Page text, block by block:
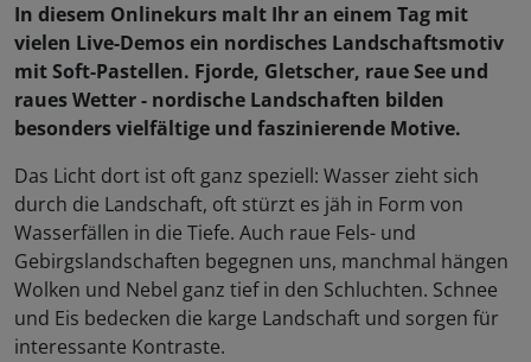
In diesem Onlinekurs malt Ihr an einem Tag mit
vielen Live-Demos ein nordisches Landschaftsmotiv
mit Soft-Pastellen. Fjorde, Gletscher, raue See und
raues Wetter - nordische Landschaften bilden
besonders vielfältige und faszinierende Motive.
Das Licht dort ist oft ganz speziell: Wasser zieht sich
durch die Landschaft, oft stürzt es jäh in Form von
Wasserfällen in die Tiefe. Auch raue Fels- und
Gebirgslandschaften begegnen uns, manchmal hängen
Wolken und Nebel ganz tief in den Schluchten. Schnee
und Eis bedecken die karge Landschaft und sorgen für
interessante Kontraste.